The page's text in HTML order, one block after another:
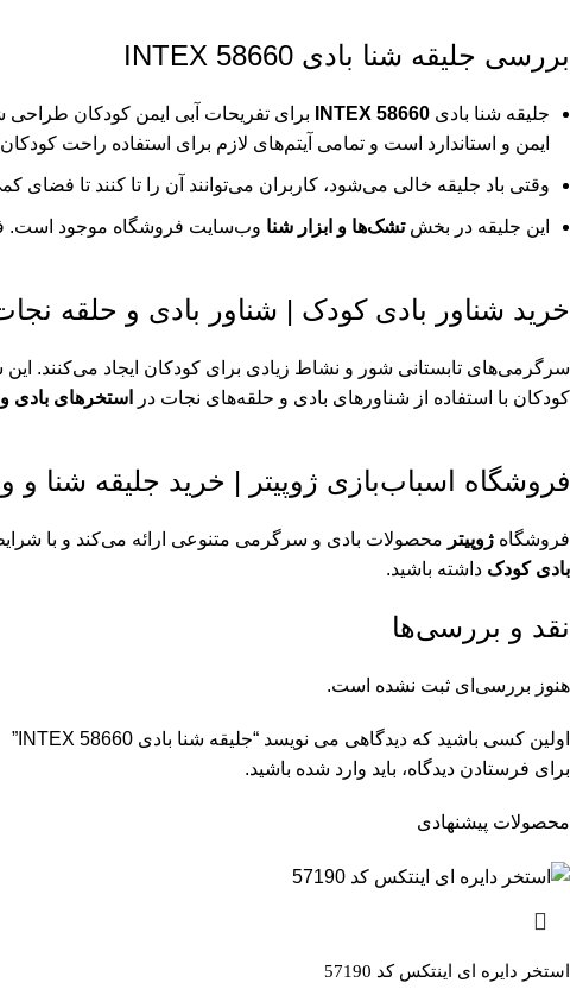
بررسی جلیقه شنا بادی 58660 INTEX
جلیقه شنا بادی INTEX 58660 برای تفریحات آبی ایمن کودکان طراحی
ایمن و استاندارد است و تمامی آیتم‌های لازم برای استفاده راحت
وقتی باد جلیقه خالی می‌شود، کاربران می‌توانند آن را تا کنند تا
این جلیقه در بخشتشک‌ها و ابزار شنا وب‌سایت فروشگاه موجود است.
خرید شناور بادی کودک | شناور بادی و حلقه
سرگرمی‌های تابستانی شور و نشاط زیادی برای کودکان ایجاد می‌کنند. این
کودکان با استفاده از شناورهای بادی و حلقه‌های نجات در
استخرهای بادی و
فروشگاه اسباب‌بازی ژوپیتر | خرید جلیقه شنا و
فروشگاه ژوپیتر محصولات بادی و سرگرمی متنوعی ارائه می‌کند و با
بادی کودک داشته باشید.
نقد و بررسی‌ها
هنوز بررسی‌ای ثبت نشده است.
اولین کسی باشید که دیدگاهی می نویسد “جلیقه شنا بادی 58660 INTEX”
برای فرستادن دیدگاه، باید وارد شده باشید.
محصولات پیشنهادی
استخر دایره ای اینتکس کد 57190